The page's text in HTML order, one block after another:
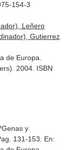
154-3
Leñero
Gutierrez
de Europa.
2004. ISBN
y
131-153. En: